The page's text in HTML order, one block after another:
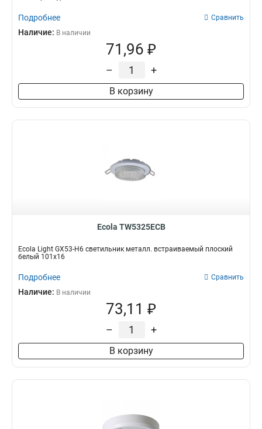
Подробнее Сравнить
Наличие: В наличии
71,96 ₽
– +
В корзину
Ecola TW5325ECB
Ecola Light GX53-H6 светильник металл. встраиваемый плоский
белый 101x16
Подробнее Сравнить
Наличие: В наличии
73,11 ₽
– +
В корзину